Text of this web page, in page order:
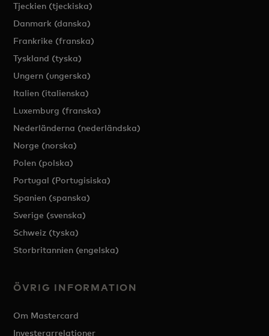
Tjeckien (tjeckiska)
Danmark (danska)
Frankrike (franska)
Tyskland (tyska)
Ungern (ungerska)
Italien (italienska)
Luxemburg (franska)
Nederländerna (nederländska)
Norge (norska)
Polen (polska)
Portugal (Portugisiska)
Spanien (spanska)
Sverige (svenska)
Schweiz (tyska)
Storbritannien (engelska)
ÖVRIG INFORMATION
Om Mastercard
Investerarrelationer